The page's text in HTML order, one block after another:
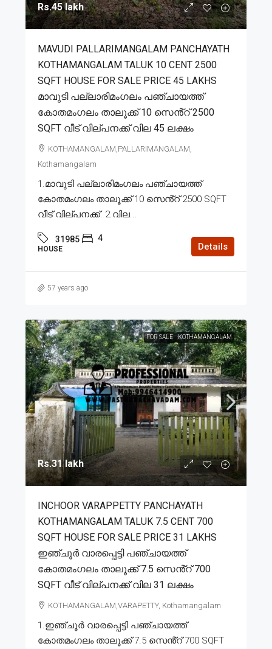
Rs.45 lakh
MAVUDI PALLARIMANGALAM PANCHAYATH
KOTHAMANGALAM TALUK 10 CENT 2500
SQFT HOUSE FOR SALE PRICE 45 LAKHS
മാവുടി പല്ലാരിമംഗലം പഞ്ചായത്ത്
കോതമംഗലം താലൂക്ക് 10 സെൻ്റ് 2500
SQFT വീട് വില്പനക്ക് വില 45 ലക്ഷം
KOTHAMANGALAM,PALLARIMANGALAM,
Kothamangalam
1.മാവുടി പല്ലാരിമംഗലം പഞ്ചായത്ത്
കോതമംഗലം താലൂക്ക് 10 സെൻ്റ് 2500 SQFT
വീട് വില്പനക്ക്. 2.വില...
31985 4
HOUSE Details
57 years ago
FOR SALE KOTHAMANGALAM
Rs.31 lakh
INCHOOR VARAPPETTY PANCHAYATH
KOTHAMANGALAM TALUK 7.5 CENT 700
SQFT HOUSE FOR SALE PRICE 31 LAKHS
ഇഞ്ചൂർ വാരപ്പെട്ടി പഞ്ചായത്ത്
കോതമംഗലം താലൂക്ക് 7.5 സെൻ്റ് 700
SQFT വീട് വില്പനക്ക് വില 31 ലക്ഷം
KOTHAMANGALAM,VARAPETTY, Kothamangalam
1.ഇഞ്ചൂർ വാരപ്പെട്ടി പഞ്ചായത്ത്
കോതമംഗലം താലൂക്ക് 7.5 സെൻ്റ് 700 SQFT